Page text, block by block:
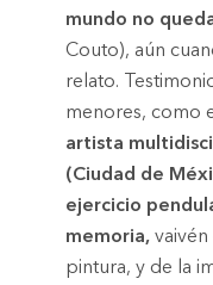
mundo no
Couto), aún
relato.
menores, como
artista
(Ciudad de
ejercicio
memoria,vaivén
pintura, y de la